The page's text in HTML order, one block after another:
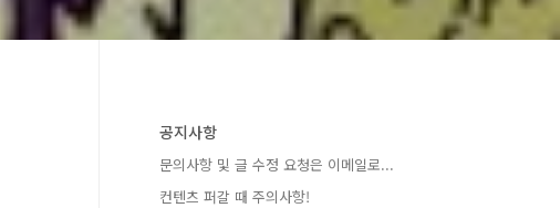
공지사항
문의사항 및 글 수정 요청은 이메일로...
컨텐츠 퍼갈 때 주의사항!